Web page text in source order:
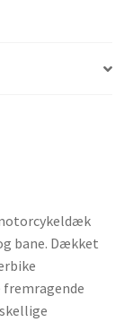
bane. Dækket